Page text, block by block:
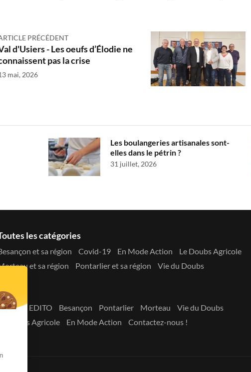
PRÉCÉDENT
d'Usiers - Les oeufs d’Élodie ne
pas la crise
mai, 2026
Les boulangeries artisanales sont-
elles dans le pétrin ?
31 juillet, 2026
les catégories
et sa région Covid-19 En Mode Action
Le Doubs Agricole
et sa région
Pontarlier et sa région Vie du Doubs
EDITO Besançon Pontarlier Morteau
Vie du Doubs
Le Doubs Agricole
En Mode Action Contactez-nous !